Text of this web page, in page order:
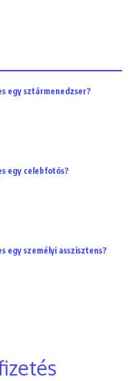
egy sztármenedzser?
egy celebfotós?
egy személyi asszisztens?